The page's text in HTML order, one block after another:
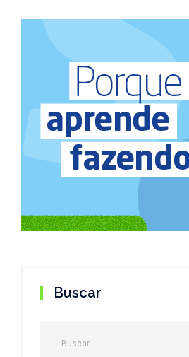
Buscar